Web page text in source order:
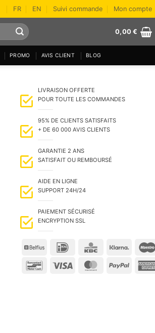
FR EN Suivi commande Mon compte
0,00€
PROMO AVIS CLIENT BLOG
LIVRAISON OFFERTE
POUR TOUTE LES COMMANDES
95% DE CLIENTS SATISFAITS
+ DE 60 000 AVIS CLIENTS
GARANTIE 2 ANS
SATISFAIT OU REMBOURSÉ
AIDE EN LIGNE
SUPPORT 24H/24
PAIEMENT SÉCURISÉ
ENCRYPTION SSL
Belfius IDeal KBC Klarna
Bancontact
Visa MasterCard
PayPal